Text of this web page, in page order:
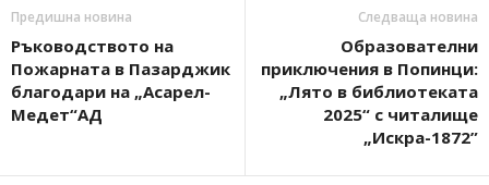
Предишна новина
Ръководството на
Пожарната в Пазарджик
благодари на „Асарел-
Медет“АД
Следваща новина
Образователни
приключения в Попинци:
„Лято в библиотеката
2025“ с читалище
„Искра-1872”